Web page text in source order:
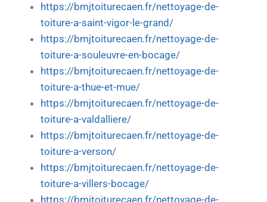
https://bmjtoiturecaen.fr/nettoyage-de-
toiture-a-saint-vigor-le-grand/
https://bmjtoiturecaen.fr/nettoyage-de-
toiture-a-souleuvre-en-bocage/
https://bmjtoiturecaen.fr/nettoyage-de-
toiture-a-thue-et-mue/
https://bmjtoiturecaen.fr/nettoyage-de-
toiture-a-valdalliere/
https://bmjtoiturecaen.fr/nettoyage-de-
toiture-a-verson/
https://bmjtoiturecaen.fr/nettoyage-de-
toiture-a-villers-bocage/